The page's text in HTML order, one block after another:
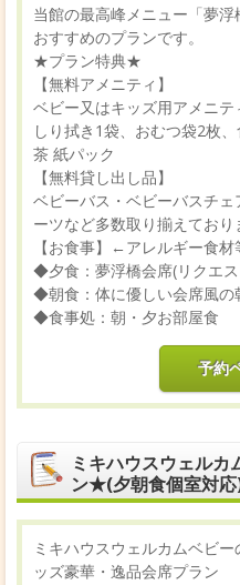
当館の最高峰メニュー「夢
おすすめのプランです。
★プラン特典★
【無料アメニティ】
ベビー又はキッズ用アメニ
しり拭き1袋、おむつ袋2枚
茶 紙パック
【無料貸し出し品】
ベビーバス・ベビーバスチ
ーツなど多数取り揃えており
【お食事】←アレルギー食
◆夕食：夢浮橋会席(リクエ
◆朝食：体に優しい会席風の
◆食事処：朝・夕お部屋食
予約
ミキハウスウェル
ン★(夕朝食個室対
ミキハウスウェルカムベビ
ッズ豪華・逸品会席プラン